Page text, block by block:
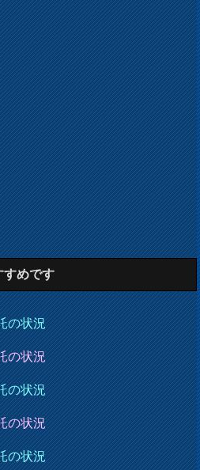
すめです
の状況
の状況
の状況
の状況
の状況